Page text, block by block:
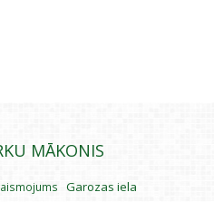
MĀKONIS
Garozas iela